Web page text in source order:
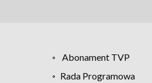
Abonament TVP
Rada Programowa